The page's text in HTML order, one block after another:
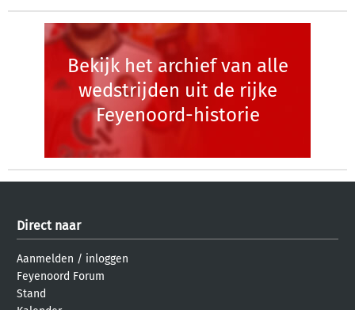
Bekijk het archief van alle
wedstrijden uit de rijke
Feyenoord-historie
Direct naar
Aanmelden / inloggen
Feyenoord Forum
Stand